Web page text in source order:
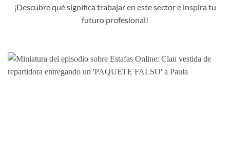
¡Descubre qué significa trabajar en este sector e inspira tu
futuro profesional!